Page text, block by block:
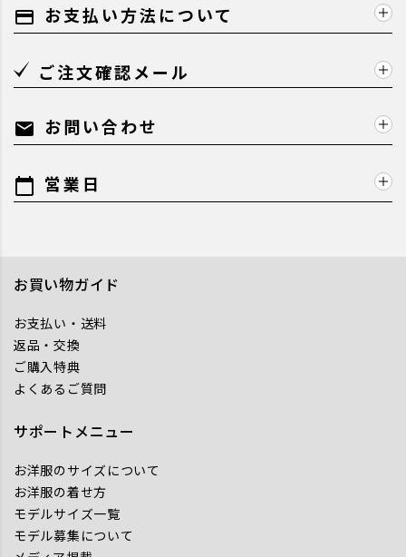
payment お支払い方法について
ご注文確認メール
mail お問い合わせ
calendar_today 営業日
お買い物ガイド
お支払い・送料
返品・交換
ご購入特典
よくあるご質問
サポートメニュー
お洋服のサイズについて
お洋服の着せ方
モデルサイズ一覧
モデル募集について